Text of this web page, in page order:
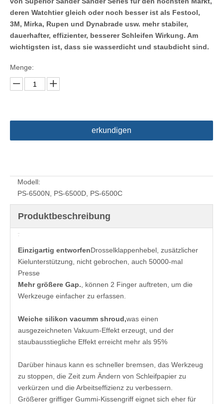
deren Watchtier gleich oder noch besser ist als Festool,
3M, Mirka, Rupen und Dynabrade usw. mehr stabiler,
dauerhafter, effizienter, besserer Schleifen Wirkung. Am
wichtigsten ist, dass sie wasserdicht und staubdicht sind.
Menge:
erkundigen
Modell:
PS-6500N, PS-6500D, PS-6500C
Produktbeschreibung
Einzigartig entworfenDrosselklappenhebel, zusätzlicher
Kielunterstützung, nicht gebrochen, auch 50000-mal
Presse
Mehr größere Gap. , können 2 Finger auftreten, um die
Werkzeuge einfacher zu erfassen.
Weiche silikon vacumm shroud,was einen
ausgezeichneten Vakuum-Effekt erzeugt, und der
staubausstiegliche Effekt erreicht mehr als 95%
Darüber hinaus kann es schneller bremsen, das Werkzeug
zu stoppen, die Zeit zum Ändern von Schleifpapier zu
verkürzen und die Arbeitseffizienz zu verbessern.
Größerer griffiger Gummi-Kissengriff eignet sich eher für